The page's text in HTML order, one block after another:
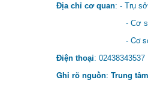
Địa chỉ cơ quan: - Trụ
- Cơ sở 2: Khu Hành
- Cơ sở 3: Số 1 Ngõ 2
Điện thoại:
Ghi rõ nguồn: Trung